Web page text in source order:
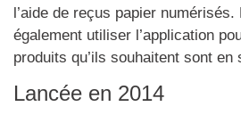
l’aide de reçus papier
également utiliser l’application
produits qu’ils souhaitent sont en
Lancée en 2014